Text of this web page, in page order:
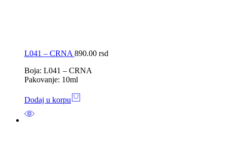
L041 – CRNA 890.00 rsd
Boja: L041 – CRNA
Pakovanje: 10ml
Dodaj u korpu